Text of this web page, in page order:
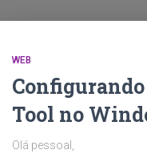
WEB
Tool no
Olá pessoal,